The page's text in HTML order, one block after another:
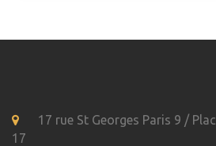
17 rue St Georges Paris 9 /
17